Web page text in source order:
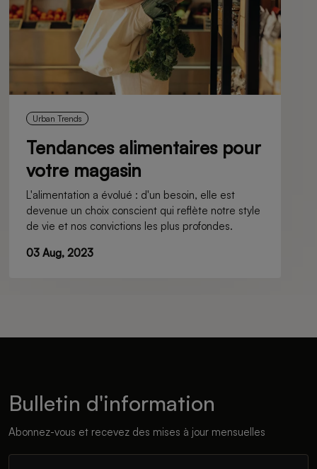
Urban Trends
Tendances alimentaires pour
votre magasin
L'alimentation a évolué : d'un besoin, elle est
devenue un choix conscient qui reflète notre style
de vie et nos convictions les plus profondes.
03 Aug, 2023
Bulletin d'information
Abonnez-vous et recevez des mises à jour mensuelles